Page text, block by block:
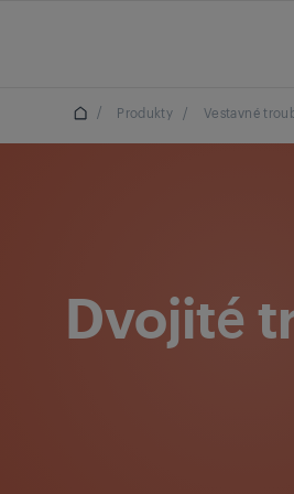
/ Produkty / Vestavné
Dvojité